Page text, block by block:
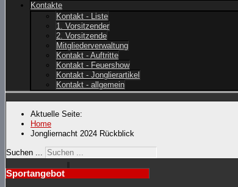
Kontakte
Kontakt - Liste
1. Vorsitzender
2. Vorsitzende
Mitgliederverwaltung
Kontakt - Auftritte
Kontakt - Feuershow
Kontakt - Jonglierartikel
Kontakt - allgemein
Aktuelle Seite:
Home
Jongliernacht 2024 Rückblick
Suchen ...
Sportangebot